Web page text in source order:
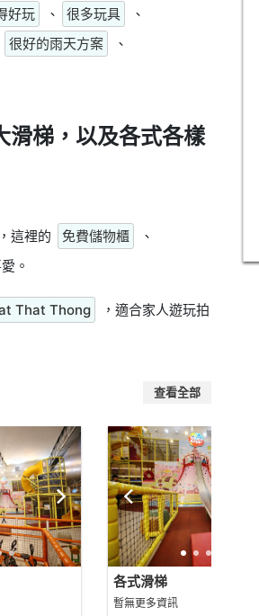
好玩 、 很多玩具
、
很好的雨天方案
、
滑梯，以及各式各樣
這裡的 免費儲物櫃
、
。
That Thong
，適合家人遊玩拍
查看全部
各式滑梯
暫無更多資訊